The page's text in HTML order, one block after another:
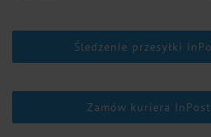
Śledzenie przesyłki
Zamów kuriera